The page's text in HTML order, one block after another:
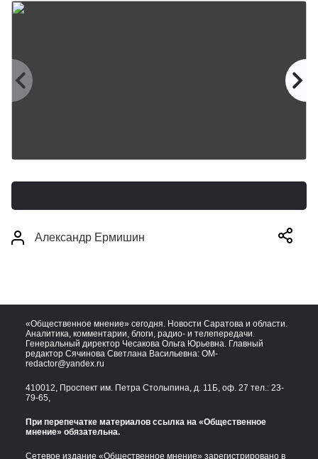
Александр Ермишин
«Общественное мнение» сегодня. Новости Саратова и области.
Аналитика, комментарии, блоги, радио- и телепередачи.
Генеральный директор Чесакова Ольга Юрьевна. Главный
редактор Сячинова Светлана Васильевна: OM-
redactor@yandex.ru
410012, Проспект им. Петра Столыпина, д. 11Б, оф. 27 тел.: 23-
79-65,
При перепечатке материалов ссылка на «Общественное
мнение» обязательна.
Сетевое издание «Общественное мнение» зарегистрировано в